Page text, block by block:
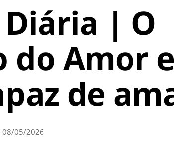
| O
do Amor
de
08/05/2026